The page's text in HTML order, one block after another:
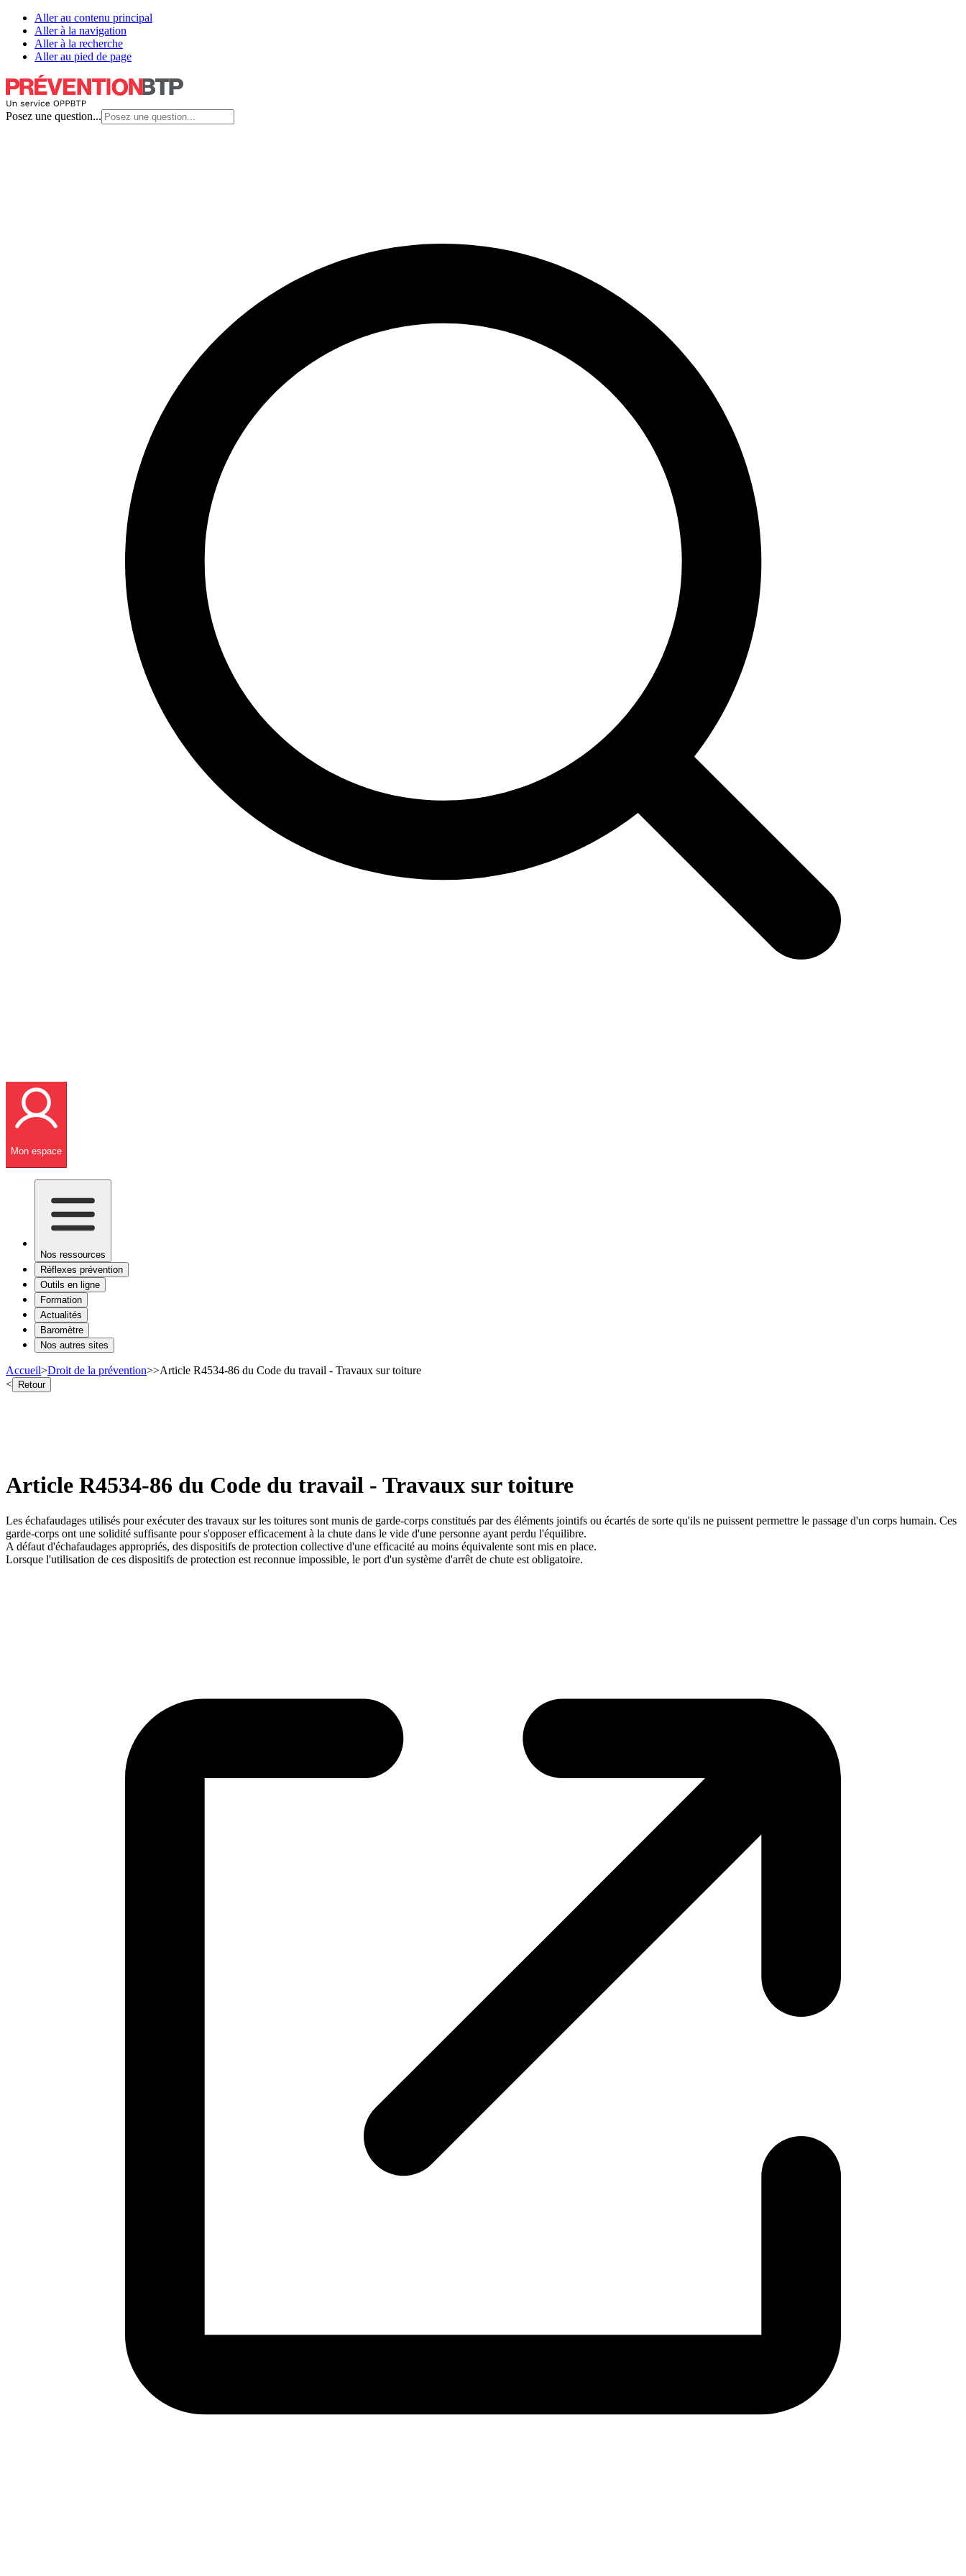
Aller au contenu principal
Aller à la navigation
Aller à la recherche
Aller au pied de page
Posez une question...
Mon espace
Nos ressources
Réflexes prévention
Outils en ligne
Formation
Actualités
Baromètre
Nos autres sites
Accueil>Droit de la prévention>>Article R4534-86 du Code du travail - Travaux sur toiture
< Retour
Article R4534-86 du Code du travail - Travaux sur toiture
Les échafaudages utilisés pour exécuter des travaux sur les toitures sont munis de garde-corps constitués par des éléments jointifs ou écartés de sorte qu'ils ne puissent permettre le passage d'un corps humain. Ces
garde-corps ont une solidité suffisante pour s'opposer efficacement à la chute dans le vide d'une personne ayant perdu l'équilibre.
A défaut d'échafaudages appropriés, des dispositifs de protection collective d'une efficacité au moins équivalente sont mis en place.
Lorsque l'utilisation de ces dispositifs de protection est reconnue impossible, le port d'un système d'arrêt de chute est obligatoire.